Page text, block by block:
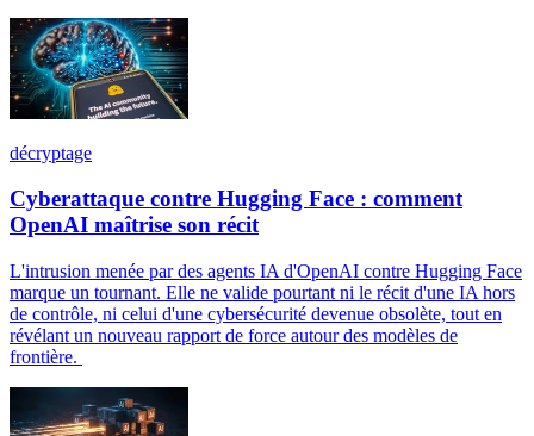
décryptage
Cyberattaque contre Hugging Face : comment
OpenAI maîtrise son récit
L'intrusion menée par des agents IA d'OpenAI contre Hugging Face
marque un tournant. Elle ne valide pourtant ni le récit d'une IA hors
de contrôle, ni celui d'une cybersécurité devenue obsolète, tout en
révélant un nouveau rapport de force autour des modèles de
frontière.